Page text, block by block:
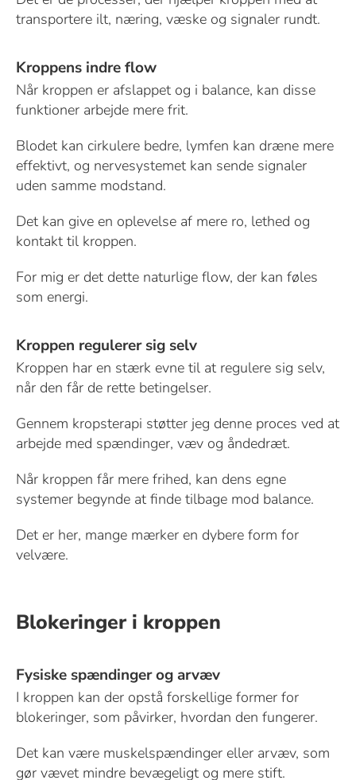
transportere ilt, næring, væske og signaler rundt.
Kroppens indre flow
Når kroppen er afslappet og i balance, kan disse
funktioner arbejde mere frit.
Blodet kan cirkulere bedre, lymfen kan dræne mere
effektivt, og nervesystemet kan sende signaler
uden samme modstand.
Det kan give en oplevelse af mere ro, lethed og
kontakt til kroppen.
For mig er det dette naturlige flow, der kan føles
som energi.
Kroppen regulerer sig selv
Kroppen har en stærk evne til at regulere sig selv,
når den får de rette betingelser.
Gennem kropsterapi støtter jeg denne proces ved at
arbejde med spændinger, væv og åndedræt.
Når kroppen får mere frihed, kan dens egne
systemer begynde at finde tilbage mod balance.
Det er her, mange mærker en dybere form for
velvære.
Blokeringer i kroppen
Fysiske spændinger og arvæv
I kroppen kan der opstå forskellige former for
blokeringer, som påvirker, hvordan den fungerer.
Det kan være muskelspændinger eller arvæv, som
gør vævet mindre bevægeligt og mere stift.